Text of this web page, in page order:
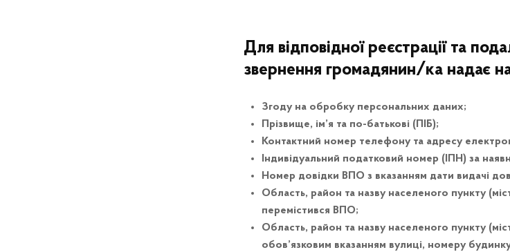
Для відповідної реєстрації та
звернення громадянин/ка надає
Згоду на обробку персональних даних;
Прізвище, ім’я та по-батькові (ПІБ);
Контактний номер телефону та адресу
Індивідуальний податковий номер (ІПН) за
Номер довідки ВПО з вказанням дати видачі
Область, район та назву населеного пункту
перемістився ВПО;
Область, район та назву населеного пункту
обов’язковим вказанням вулиці, номеру